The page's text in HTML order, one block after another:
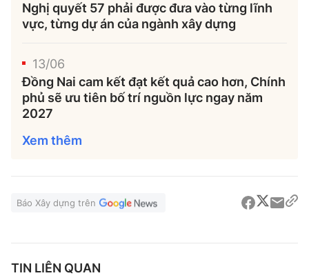
Nghị quyết 57 phải được đưa vào từng lĩnh
vực, từng dự án của ngành xây dựng
13/06
Đồng Nai cam kết đạt kết quả cao hơn, Chính
phủ sẽ ưu tiên bố trí nguồn lực ngay năm
2027
Xem thêm
Báo Xây dựng trên
TIN LIÊN QUAN